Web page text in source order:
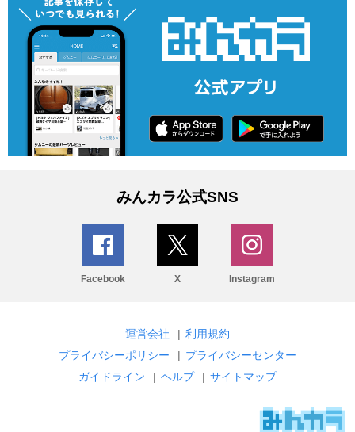
みんカラ公式SNS
Facebook X Instagram
運営会社 | 利用規約
プライバシーポリシー
| プライバシーセンター
ガイドライン
| ヘルプ | サイトマップ